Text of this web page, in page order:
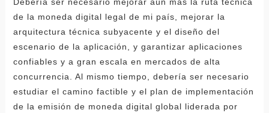
de la moneda digital legal de mi país, mejorar la
arquitectura técnica subyacente y el diseño del
escenario de la aplicación, y garantizar aplicaciones
confiables y a gran escala en mercados de alta
concurrencia. Al mismo tiempo, debería ser necesario
estudiar el camino factible y el plan de implementación
de la emisión de moneda digital global liderada por